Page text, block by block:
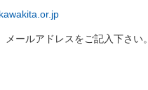
ルアドレスをご記入下さい。